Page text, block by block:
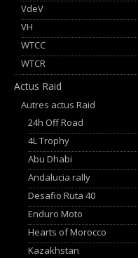
VdeV
VH
WTCC
WTCR
Actus Raid
Autres actus Raid
24h Off Road
4L Trophy
Abu Dhabi
Andalucia rally
Desafio Ruta 40
Enduro Moto
Hearts of Morocco
Kazakhstan